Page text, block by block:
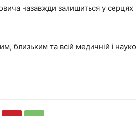
назавжди залишиться у серцях
близьким та всій медичній і